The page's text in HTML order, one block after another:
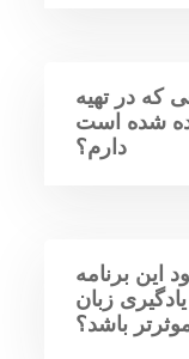
که در تهیه
شده است
دارم؟
این برنامه
زبان
باشد؟